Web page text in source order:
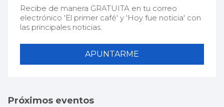
Recibe de manera GRATUITA en tu correo
electrónico 'El primer café' y 'Hoy fue noticia' con
las principales noticias.
APUNTARME
Próximos eventos